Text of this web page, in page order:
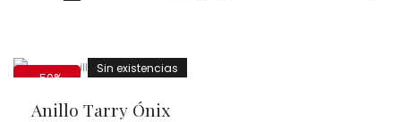
Sin existencias
-50%
Anillo Tarry Ónix